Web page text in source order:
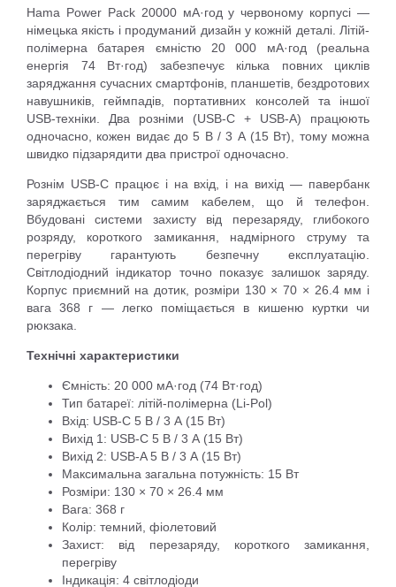
Hama Power Pack 20000 мА·год у червоному корпусі —
німецька якість і продуманий дизайн у кожній деталі. Літій-
полімерна батарея ємністю 20 000 мА·год (реальна
енергія 74 Вт·год) забезпечує кілька повних циклів
заряджання сучасних смартфонів, планшетів, бездротових
навушників, геймпадів, портативних консолей та іншої
USB-техніки. Два розніми (USB-C + USB-A) працюють
одночасно, кожен видає до 5 В / 3 А (15 Вт), тому можна
швидко підзарядити два пристрої одночасно.
Рознім USB-C працює і на вхід, і на вихід — павербанк
заряджається тим самим кабелем, що й телефон.
Вбудовані системи захисту від перезаряду, глибокого
розряду, короткого замикання, надмірного струму та
перегріву гарантують безпечну експлуатацію.
Світлодіодний індикатор точно показує залишок заряду.
Корпус приємний на дотик, розміри 130 × 70 × 26.4 мм і
вага 368 г — легко поміщається в кишеню куртки чи
рюкзака.
Технічні характеристики
Ємність: 20 000 мА·год (74 Вт·год)
Тип батареї: літій-полімерна (Li-Pol)
Вхід: USB-C 5 В / 3 А (15 Вт)
Вихід 1: USB-C 5 В / 3 А (15 Вт)
Вихід 2: USB-A 5 В / 3 А (15 Вт)
Максимальна загальна потужність: 15 Вт
Розміри: 130 × 70 × 26.4 мм
Вага: 368 г
Колір: темний, фіолетовий
Захист: від перезаряду, короткого замикання,
перегріву
Індикація: 4 світлодіоди